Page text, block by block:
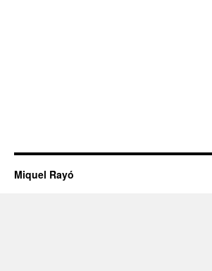
Miquel Rayó